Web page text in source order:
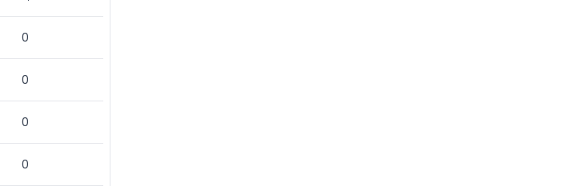
0
0
0
0